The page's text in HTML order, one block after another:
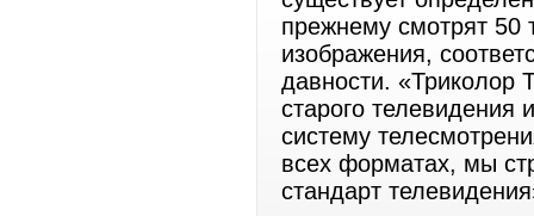
прежнему смотрят 50
изображения,
давности. «Триколор
старого телевидения
систему
всех форматах, мы
стандарт